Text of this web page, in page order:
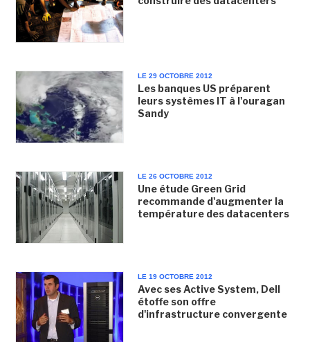
LE 29 OCTOBRE 2012
Les banques US préparent
leurs systèmes IT à l'ouragan
Sandy
LE 26 OCTOBRE 2012
Une étude Green Grid
recommande d'augmenter la
température des datacenters
LE 19 OCTOBRE 2012
Avec ses Active System, Dell
étoffe son offre
d'infrastructure convergente